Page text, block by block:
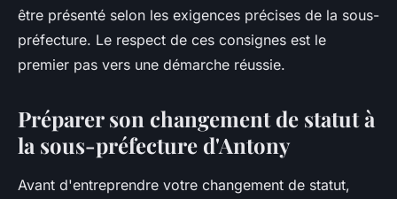
être présenté selon les exigences précises de la sous-
préfecture. Le respect de ces consignes est le
premier pas vers une démarche réussie.
Préparer son changement de statut à
la sous-préfecture d'Antony
Avant d'entreprendre votre changement de statut,